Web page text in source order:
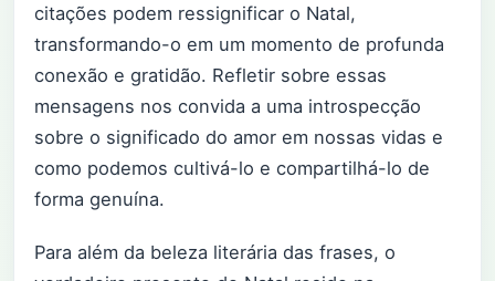
citações podem ressignificar o Natal,
transformando-o em um momento de profunda
conexão e gratidão. Refletir sobre essas
mensagens nos convida a uma introspecção
sobre o significado do amor em nossas vidas e
como podemos cultivá-lo e compartilhá-lo de
forma genuína.
Para além da beleza literária das frases, o